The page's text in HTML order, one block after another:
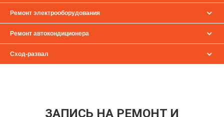
Ремонт электрооборудования
Ремонт автокондиционера
Сход-развал
ЗАПИСЬ НА РЕМОНТ И